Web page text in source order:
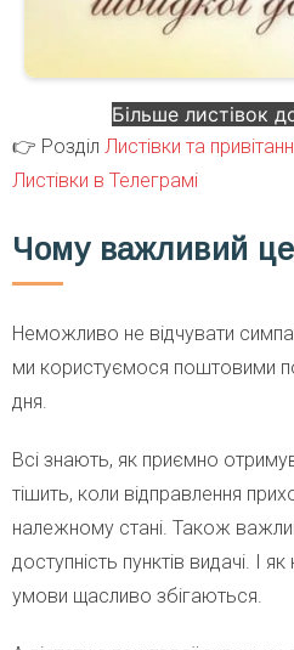
Більше листівок
👉 Розділ Листівки та
Листівки в Телеграмі
Чому важливий
Неможливо не відчувати
ми користуємося поштовими
дня.
Всі знають, як приємно
тішить, коли відправлення
належному стані. Також
доступність пунктів видачі. І
умови щасливо збігаються.